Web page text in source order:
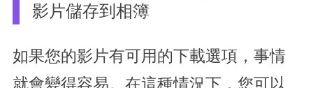
影片儲存到相簿
如果您的影片有可用的下載選項，事情
就會變得容易。在這種情況下，您可以